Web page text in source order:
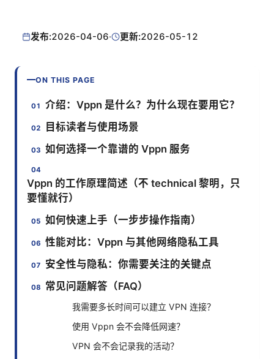
发布:2026-04-06· 更新:2026-05-12
ON THIS PAGE
介绍：Vppn 是什么？为什么现在要用它？
目标读者与使用场景
如何选择一个靠谱的 Vppn 服务
Vppn 的工作原理简述（不 technical 黎明，只
要懂就行）
如何快速上手（一步步操作指南）
性能对比：Vppn 与其他网络隐私工具
安全性与隐私：你需要关注的关键点
常见问题解答（FAQ）
我需要多长时间可以建立 VPN 连接？
使用 Vppn 会不会降低网速？
VPN 会不会记录我的活动？